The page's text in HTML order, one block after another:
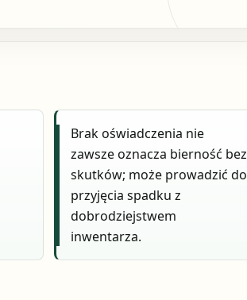
Brak oświadczenia nie
zawsze oznacza bierność bez
skutków; może prowadzić do
przyjęcia spadku z
dobrodziejstwem
inwentarza.